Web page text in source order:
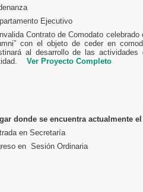
Ejecutivo
Contrato de Comodato
con el objeto de ceder en
al desarrollo de las
Ver Proyecto Completo
donde se encuentra actualmente
en Secretaría
en Sesión Ordinaria